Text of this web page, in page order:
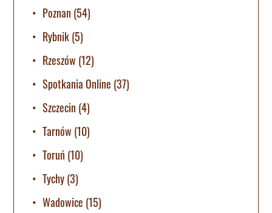
Poznan (54)
Rybnik(5)
Rzeszów (12)
Spotkania Online (37)
Szczecin (4)
Tarnów (10)
Toruń (10)
Tychy(3)
Wadowice (15)